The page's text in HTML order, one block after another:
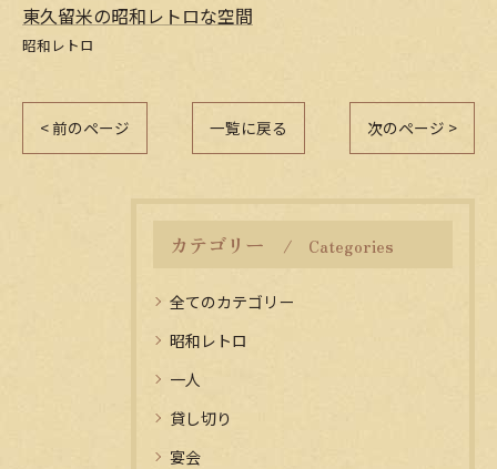
東久留米の昭和レトロな空間
昭和レトロ
< 前のページ 一覧に戻る 次のページ >
カテゴリー Categories
全てのカテゴリー
昭和レトロ
一人
貸し切り
宴会